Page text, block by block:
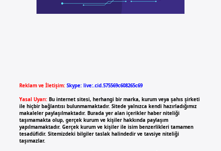
Reklam ve İletişim: Skype: live:.cid.575569c608265c69
Yasal Uyarı: Bu internet sitesi, herhangi bir marka, kurum veya şahıs şirketi
ile hiçbir bağlantısı bulunmamaktadır. Sitede yalnızca kendi hazırladığımız
makaleler paylaşılmaktadır. Burada yer alan içerikler haber niteliği
taşımamakta olup, gerçek kurum ve kişiler hakkında paylaşım
yapılmamaktadır. Gerçek kurum ve kişiler ile isim benzerlikleri tamamen
tesadüfidir. Sitemizdeki bilgiler taslak halindedir ve tavsiye niteliği
taşımazlar.